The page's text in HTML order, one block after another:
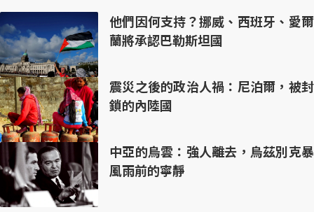
他們因何支持？挪威、西班牙、愛爾
蘭將承認巴勒斯坦國
震災之後的政治人禍：尼泊爾，被封
鎖的內陸國
中亞的烏雲：強人離去，烏茲別克暴
風雨前的寧靜